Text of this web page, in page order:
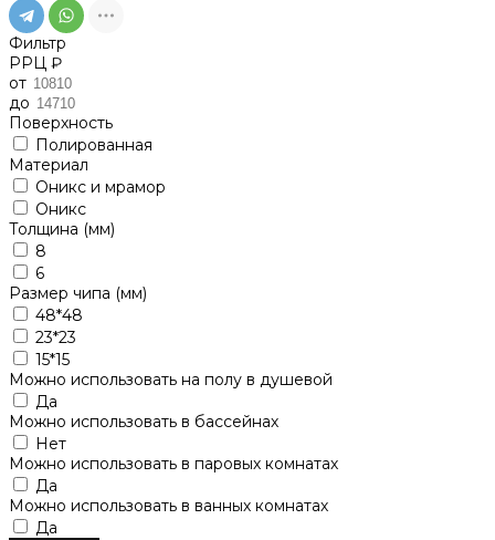
Фильтр
РРЦ ₽
от
до
Поверхность
Полированная
Материал
Оникс и мрамор
Оникс
Толщина (мм)
8
6
Размер чипа (мм)
48*48
23*23
15*15
Можно использовать на полу в душевой
Да
Можно использовать в бассейнах
Нет
Можно использовать в паровых комнатах
Да
Можно использовать в ванных комнатах
Да